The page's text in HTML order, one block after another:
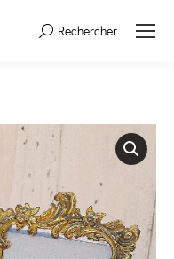
Search:Rechercher